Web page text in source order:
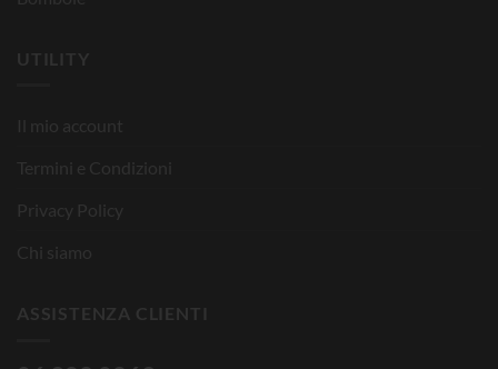
UTILITY
Il mio account
Termini e Condizioni
Privacy Policy
Chi siamo
ASSISTENZA CLIENTI